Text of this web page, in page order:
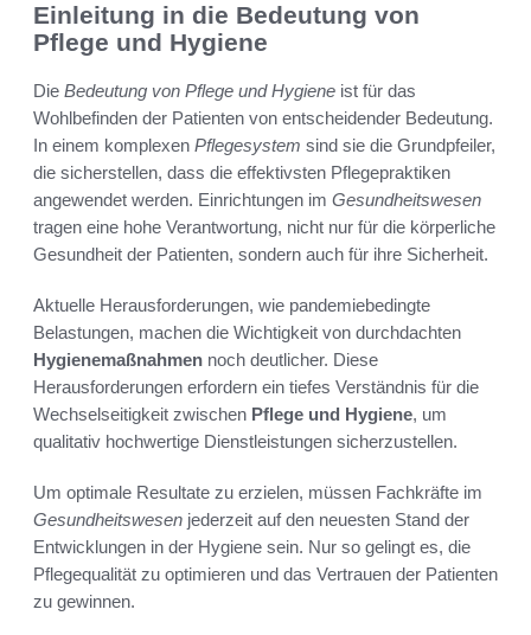
Einleitung in die Bedeutung von
Pflege und Hygiene
Die Bedeutung von Pflege und Hygiene ist für das
Wohlbefinden der Patienten von entscheidender Bedeutung.
In einem komplexen Pflegesystem sind sie die Grundpfeiler,
die sicherstellen, dass die effektivsten Pflegepraktiken
angewendet werden. Einrichtungen im Gesundheitswesen
tragen eine hohe Verantwortung, nicht nur für die körperliche
Gesundheit der Patienten, sondern auch für ihre Sicherheit.
Aktuelle Herausforderungen, wie pandemiebedingte
Belastungen, machen die Wichtigkeit von durchdachten
Hygienemaßnahmen noch deutlicher. Diese
Herausforderungen erfordern ein tiefes Verständnis für die
Wechselseitigkeit zwischen Pflege und Hygiene, um
qualitativ hochwertige Dienstleistungen sicherzustellen.
Um optimale Resultate zu erzielen, müssen Fachkräfte im
Gesundheitswesen jederzeit auf den neuesten Stand der
Entwicklungen in der Hygiene sein. Nur so gelingt es, die
Pflegequalität zu optimieren und das Vertrauen der Patienten
zu gewinnen.